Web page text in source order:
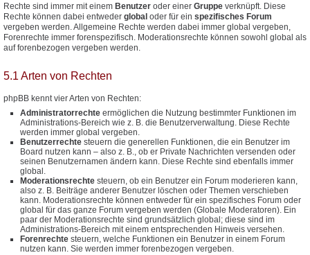
Rechte sind immer mit einem Benutzer oder einer Gruppe verknüpft. Diese
Rechte können dabei entweder global oder für ein spezifisches Forum
vergeben werden. Allgemeine Rechte werden dabei immer global vergeben,
Forenrechte immer forenspezifisch. Moderationsrechte können sowohl global als
auf forenbezogen vergeben werden.
5.1 Arten von Rechten
phpBB kennt vier Arten von Rechten:
Administratorrechte ermöglichen die Nutzung bestimmter Funktionen im
Administrations-Bereich wie z. B. die Benutzerverwaltung. Diese Rechte
werden immer global vergeben.
Benutzerrechte steuern die generellen Funktionen, die ein Benutzer im
Board nutzen kann – also z. B., ob er Private Nachrichten versenden oder
seinen Benutzernamen ändern kann. Diese Rechte sind ebenfalls immer
global.
Moderationsrechte steuern, ob ein Benutzer ein Forum moderieren kann,
also z. B. Beiträge anderer Benutzer löschen oder Themen verschieben
kann. Moderationsrechte können entweder für ein spezifisches Forum oder
global für das ganze Forum vergeben werden (Globale Moderatoren). Ein
paar der Moderationsrechte sind grundsätzlich global; diese sind im
Administrations-Bereich mit einem entsprechenden Hinweis versehen.
Forenrechte steuern, welche Funktionen ein Benutzer in einem Forum
nutzen kann. Sie werden immer forenbezogen vergeben.